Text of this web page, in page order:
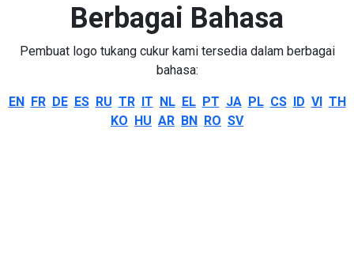
Berbagai Bahasa
Pembuat logo tukang cukur kami tersedia dalam berbagai
bahasa:
EN FR DE ES RU TR IT NL EL PT JA PL CS ID VI TH
KO HU AR BN RO SV